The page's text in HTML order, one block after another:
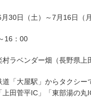
月30日（土）～7月16日（月
16：00
ラベンダー畑（長野県上
道「大屋駅」からタクシ
田菅平IC」「東部湯の丸